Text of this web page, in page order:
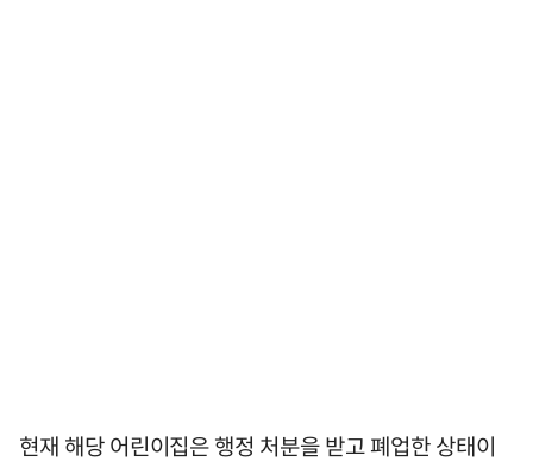
현재 해당 어린이집은 행정 처분을 받고 폐업한 상태이